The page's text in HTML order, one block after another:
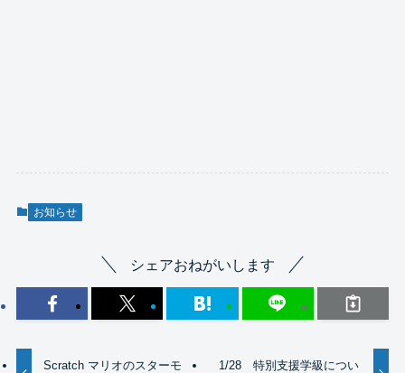
お知らせ
シェアおねがいします
Scratch マリオのスターモ
1/28 特別支援学級につい